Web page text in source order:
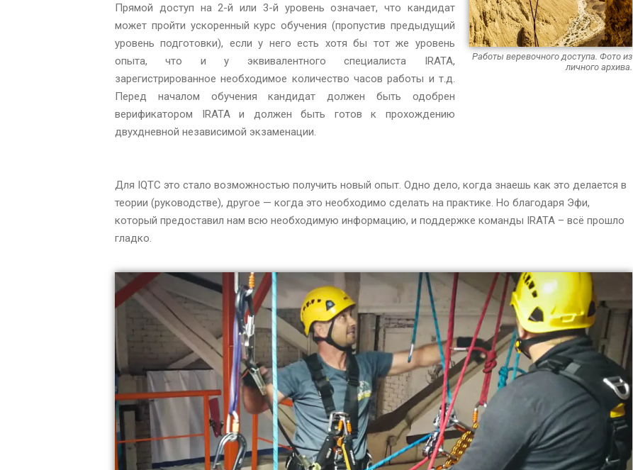
Прямой доступ на 2-й или 3-й уровень означает, что кандидат
может пройти ускоренный курс обучения (пропустив предыдущий
уровень подготовки), если у него есть хотя бы тот же уровень
опыта, что и у эквивалентного специалиста IRATA,
зарегистрированное необходимое количество часов работы и т.д.
Перед началом обучения кандидат должен быть одобрен
верификатором IRATA и должен быть готов к прохождению
двухдневной независимой экзаменации.
Работы веревочного доступа. Фото из
личного архива.
Для IQTC это стало возможностью получить новый опыт. Одно дело, когда знаешь как это делается в
теории (руководстве), другое — когда это необходимо сделать на практике. Но благодаря Эфи,
который предоставил нам всю необходимую информацию, и поддержке команды IRATA – всё прошло
гладко.